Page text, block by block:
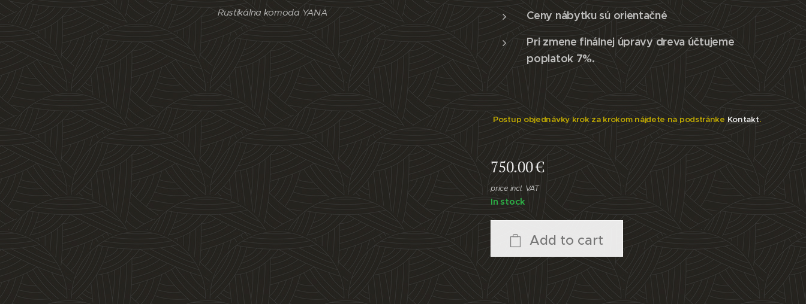
Rustikálna komoda YANA
Rustikálna komoda YANA
Ceny nábytku sú orientačné
Pri zmene finálnej úpravy dreva účtujeme
poplatok 7%.
Postup objednávky krok za krokom nájdete na podstránke Kontakt.
750.00€
price incl. VAT
In stock
Add to cart